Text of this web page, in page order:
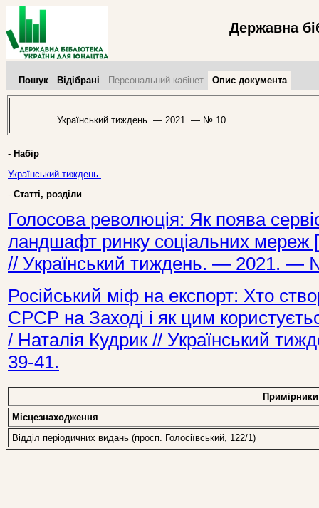
Державна
Пошук Відібрані Персональний кабінет Опис документа
Український тиждень. — 2021. — № 10.
- Набір
Український тиждень.
- Статті, розділи
Голосова революція: Як поява
ландшафт ринку соціальних мереж
// Український тиждень. — 2021.
Російський міф на експорт: Хто
СРСР на Заході і як цим
/ Наталія Кудрик // Український
39-41.
Примірники
Місцезнаходження
Відділ періодичних видань (просп. Голосіївський, 122/1)